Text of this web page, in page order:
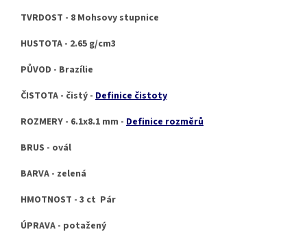
TVRDOST - 8 Mohsovy stupnice
HUSTOTA - 2.65 g/cm3
PŮVOD - Brazílie
ČISTOTA - čistý - Definice čistoty
ROZMERY - 6.1x8.1 mm - Definice rozměrů
BRUS - ovál
BARVA - zelená
HMOTNOST - 3 ct Pár
ÚPRAVA - potažený